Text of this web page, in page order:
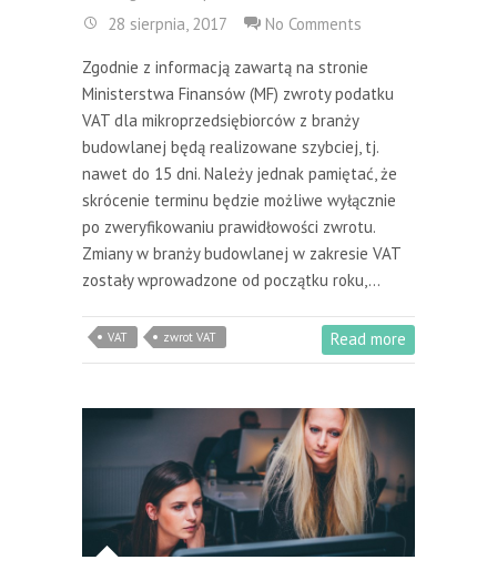
28 sierpnia, 2017
No Comments
Zgodnie z informacją zawartą na stronie
Ministerstwa Finansów (MF) zwroty podatku
VAT dla mikroprzedsiębiorców z branży
budowlanej będą realizowane szybciej, tj.
nawet do 15 dni. Należy jednak pamiętać, że
skrócenie terminu będzie możliwe wyłącznie
po zweryfikowaniu prawidłowości zwrotu.
Zmiany w branży budowlanej w zakresie VAT
zostały wprowadzone od początku roku,…
VAT zwrot VAT Read more